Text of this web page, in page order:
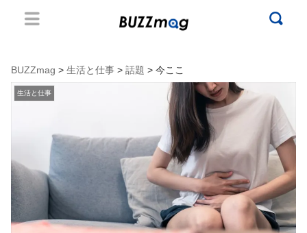
BUZZmag > 生活と仕事 > 話題 > 今ここ
生活と仕事